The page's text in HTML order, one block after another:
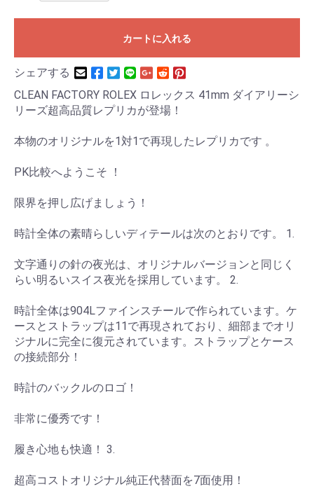
カートに入れる
シェアする
CLEAN FACTORY ROLEX ロレックス 41mm ダイアリーシ
リーズ超高品質レプリカが登場！
本物のオリジナルを1対1で再現したレプリカです 。
PK比較へようこそ ！
限界を押し広げましょう！
時計全体の素晴らしいディテールは次のとおりです。 1.
文字通りの針の夜光は、オリジナルバージョンと同じく
らい明るいスイス夜光を採用しています。 2.
時計全体は904Lファインスチールで作られています。ケ
ースとストラップは11で再現されており、細部までオリ
ジナルに完全に復元されています。ストラップとケース
の接続部分！
時計のバックルのロゴ！
非常に優秀です！
履き心地も快適！ 3.
超高コストオリジナル純正代替面を7面使用！